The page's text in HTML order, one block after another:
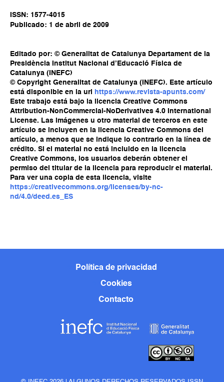
ISSN: 1577-4015
Publicado: 1 de abril de 2009
Editado por: © Generalitat de Catalunya Departament de la
Presidència Institut Nacional d’Educació Física de
Catalunya (INEFC)
© Copyright Generalitat de Catalunya (INEFC). Este artículo
está disponible en la url
https://www.revista-apunts.com/
Este trabajo está bajo la licencia Creative Commons
Attribution-NonCommercial-NoDerivatives 4.0 International
License. Las imágenes u otro material de terceros en este
artículo se incluyen en la licencia Creative Commons del
artículo, a menos que se indique lo contrario en la línea de
crédito. Si el material no está incluido en la licencia
Creative Commons, los usuarios deberán obtener el
permiso del titular de la licencia para reproducir el material.
Para ver una copia de esta licencia, visite
https://creativecommons.org/licenses/by-nc-
nd/4.0/deed.es_ES
Política de privacidad
Cookies
Contacto